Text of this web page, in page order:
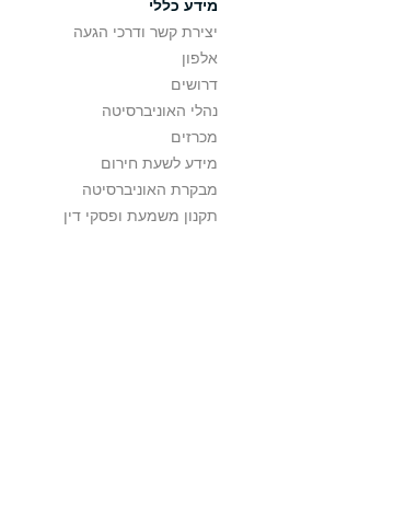
מידע כללי
יצירת קשר ודרכי הגעה
אלפון
דרושים
נהלי האוניברסיטה
מכרזים
מידע לשעת חירום
מבקרת האוניברסיטה
תקנון משמעת ופסקי דין